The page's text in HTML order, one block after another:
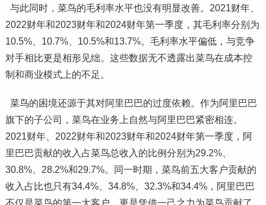
与此同时，菜鸟的毛利率水平也没有明显改善。2021财年、
2022财年和2023财年和2024财年第一季度，其毛利率分别为
10.5%、10.7%、10.5%和13.7%。毛利率水平偏低，与竞争
对手相比更是相形见绌。这些数据无不透露出菜鸟在成本控
制和商业模式上的不足。
菜鸟的困境还源于其对阿里巴巴的过度依赖。作为阿里巴巴
旗下的子公司，菜鸟在业务上自然与阿里巴巴紧密相连。
2021财年、2022财年和2023财年和2024财年第一季度，阿
里巴巴贡献的收入占菜鸟总收入的比例分别为29.2%、
30.8%、28.2%和29.7%。同一时期，菜鸟前五大客户贡献的
收入占比也只有34.4%、34.8%、32.3%和34.4%，阿里巴巴